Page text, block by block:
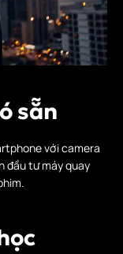
sẵn
với camera
đầu tư máy quay